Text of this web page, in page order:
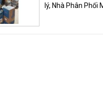
lý, Nhà Phân Phối